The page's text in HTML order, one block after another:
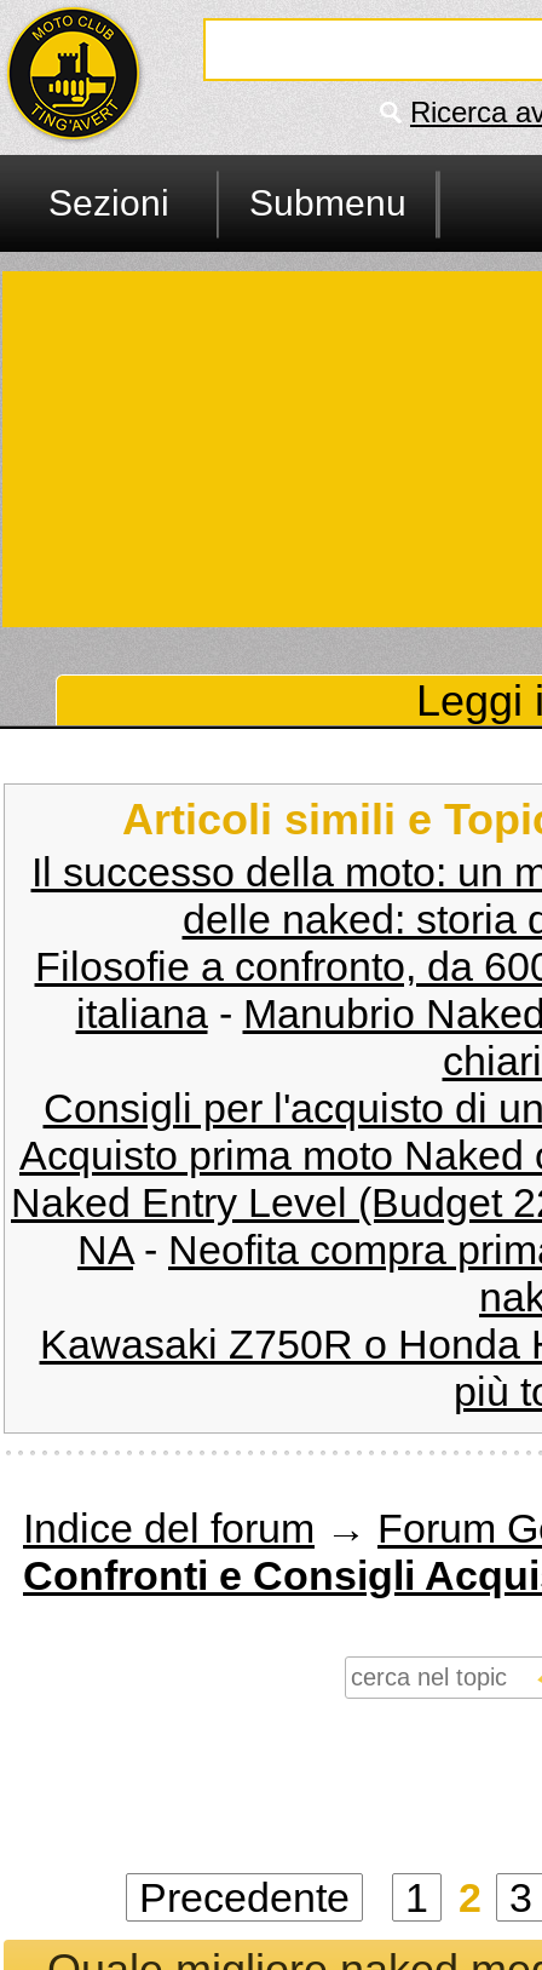
Ricerca
Sezioni Submenu
Leggi
Articoli simili e
Il successo della moto: un
delle naked: storia
Filosofie a confronto, da
italiana- Manubrio
Consigli per l'acquisto di
Acquisto prima moto
Naked Entry Level (Budget
NA- Neofita compra
Kawasaki Z750R o Honda
più
Indice del forum → Forum
Confronti e Consigli
Precedente 1 2 3